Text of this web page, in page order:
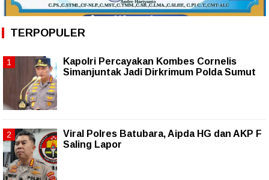
TERPOPULER
Kapolri Percayakan Kombes Cornelis
Simanjuntak Jadi Dirkrimum Polda Sumut
Viral Polres Batubara, Aipda HG dan AKP F
Saling Lapor